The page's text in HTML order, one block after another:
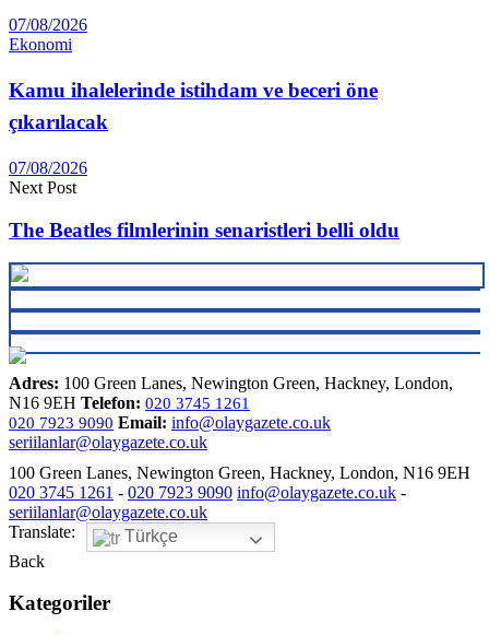
07/08/2026
Ekonomi
Kamu ihalelerinde istihdam ve beceri öne
çıkarılacak
07/08/2026
Next Post
The Beatles filmlerinin senaristleri belli oldu
Adres: 100 Green Lanes, Newington Green, Hackney, London,
N16 9EH Telefon: 020 3745 1261
020 7923 9090 Email: info@olaygazete.co.uk
seriilanlar@olaygazete.co.uk
100 Green Lanes, Newington Green, Hackney, London, N16 9EH
020 3745 1261 - 020 7923 9090 info@olaygazete.co.uk -
seriilanlar@olaygazete.co.uk
Translate:
Türkçe
Back
Kategoriler